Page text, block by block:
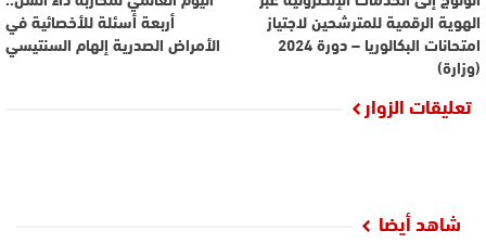
الهوية الرقمية للمترشحين لاجتياز
امتحانات البكالوريا – دورة 2024
(وزارة)
أربعة أسئلة للأخصائية في
الأمراض الصدرية إلهام السنتيسي
تعليقات الزوار
شاهد أيضا